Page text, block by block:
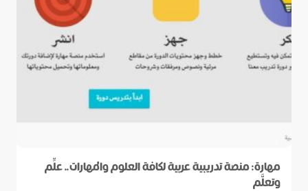
مهارة: منصة تدريبية عربية لكافة العلوم والمهارات.. علِّم
وتعلَّم